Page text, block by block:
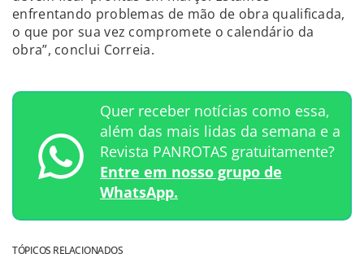
enfrentando problemas de mão de obra qualificada,
o que por sua vez compromete o calendário da
obra”, conclui Correia.
Quer receber notícias como essa,
além das mais lidas da semana e a
Revista PANROTAS gratuitamente?
Entre em nosso grupo de
WhatsApp.
TÓPICOS RELACIONADOS